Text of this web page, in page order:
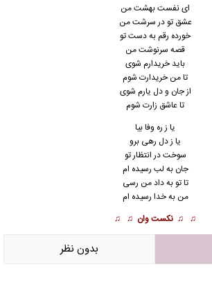
ای نفست بهشت من
عشق تو در سرشت من
خورده رقم به دست تو
قصه سرنوشت من
باید خریدارم شوی
تا من خریدارت شوم
از جان و دل یارم شوی
تا عاشق زارت شوم
یا ز ره وفا بیا
یا ز دل رهی برو
سوخت در انتظار تو
جان به لب رسیده ام
تا تو به داد من رسی
من به خدا رسیده ام
♫ ♫ نکست وان ♫ ♫
بدون نظر